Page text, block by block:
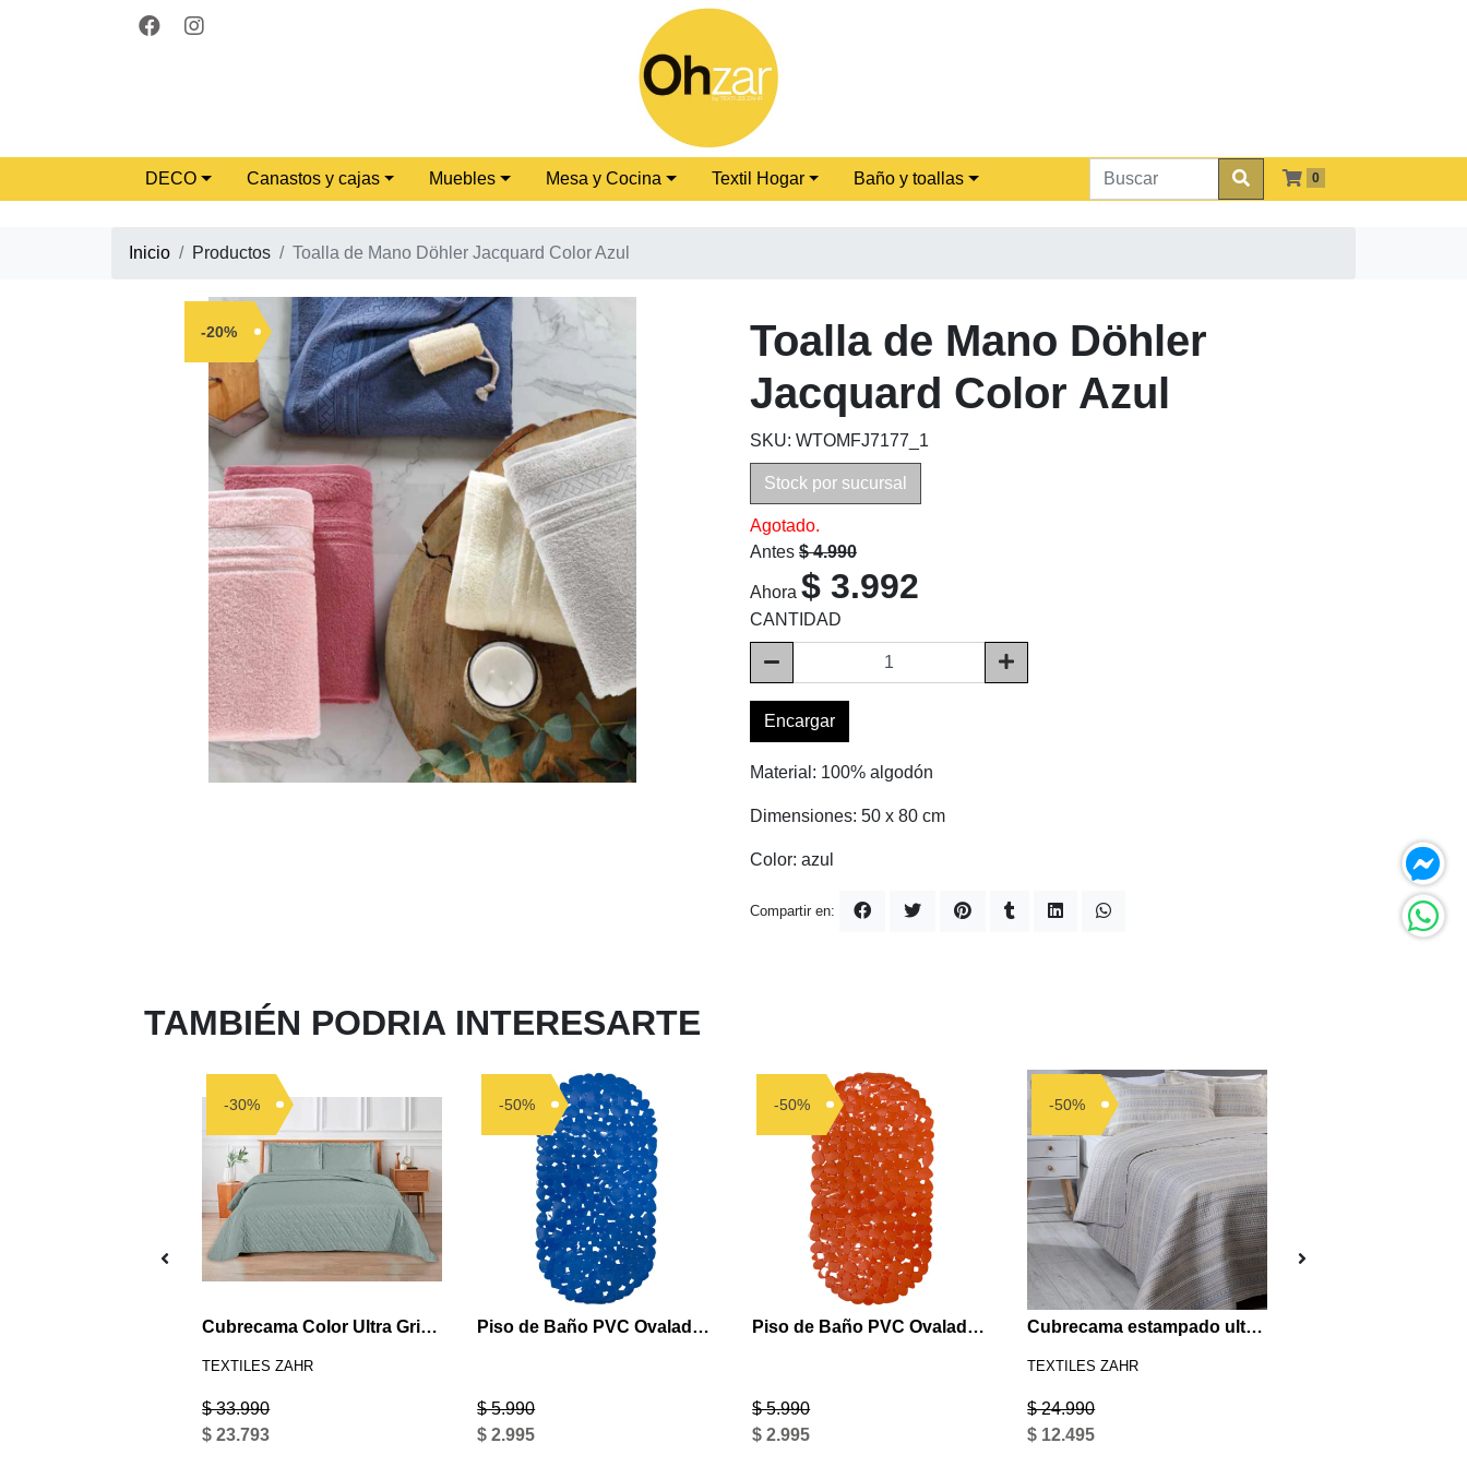
0
DECO Canastos y cajas Muebles Mesa y Cocina Textil Hogar Baño y toallas
Inicio Productos Toalla de Mano Döhler Jacquard Color Azul
-20%
Toalla de Mano Döhler
Jacquard Color Azul
SKU: WTOMFJ7177_1
Stock por sucursal
Agotado.
Antes $ 4.990
Ahora $ 3.992
CANTIDAD
Encargar
Material: 100% algodón
Dimensiones: 50 x 80 cm
Color: azul
Compartir en:
TAMBIÉN PODRIA INTERESARTE
-30%
Cubrecama Color Ultra Gris 2.5 P
TEXTILES ZAHR
$ 33.990
$ 23.793
-50%
Piso de Baño PVC Ovalado Azul
$ 5.990
$ 2.995
-50%
Piso de Baño PVC Ovalado Salmón
$ 5.990
$ 2.995
-50%
Cubrecama estampado ultrasonic 2P Beige
TEXTILES ZAHR
$ 24.990
$ 12.495